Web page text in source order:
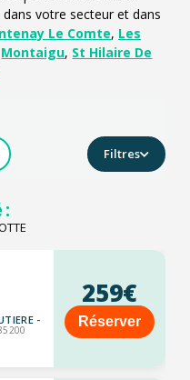
votre secteur et dans
Le Comte, Les
Montaigu, St Hilaire De
Filtres
-
259€
Réserver